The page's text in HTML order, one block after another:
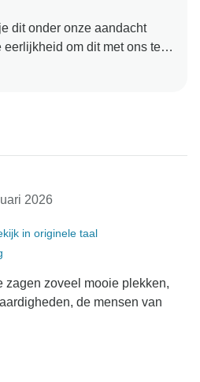
dit onder onze aandacht
eerlijkheid om dit met ons te
niet tevreden bent met je
2026
in originele taal
zagen zoveel mooie plekken,
de mensen van